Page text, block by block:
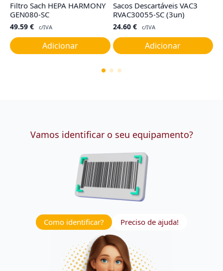
Filtro Sach HEPA HARMONY
GEN080-SC
49.59 € c/IVA
Adicionar
Sacos Descartáveis VAC3
RVAC30055-SC (3un)
24.60 € c/IVA
Adicionar
Vamos identificar o seu equipamento?
Como identificar? Preciso de ajuda!